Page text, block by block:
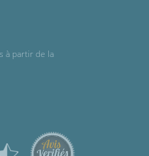
à partir de la